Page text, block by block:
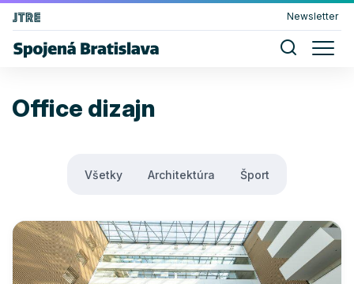
Newsletter
Office dizajn
Všetky Architektúra Šport